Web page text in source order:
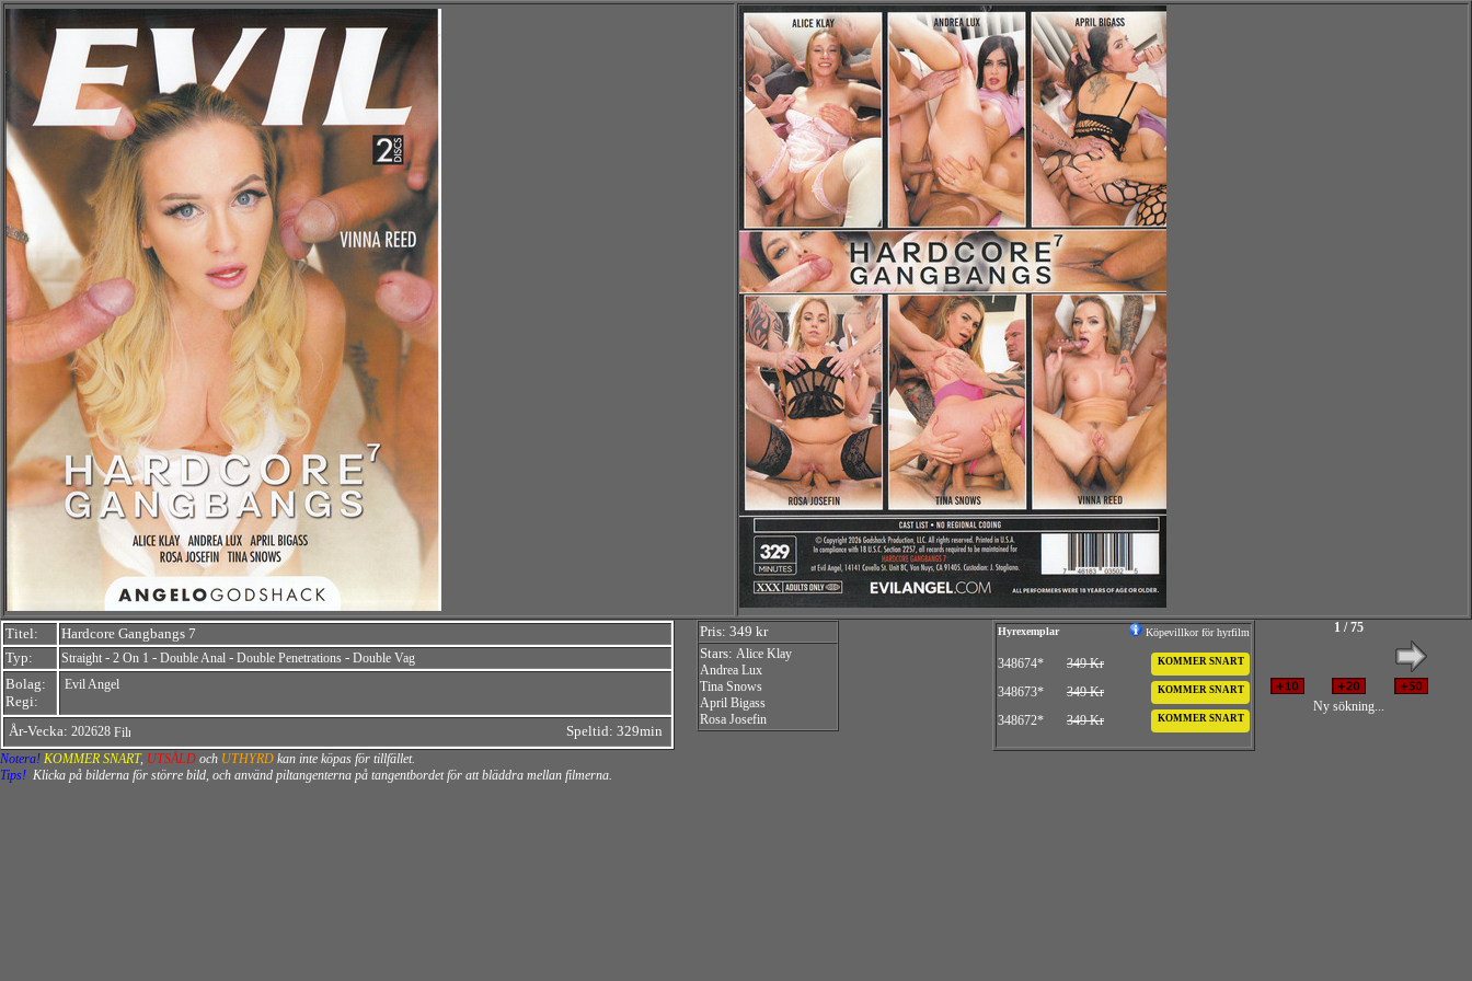
Titel:
Hardcore Gangbangs 7
Typ:
Straight - 2 On 1 - Double Anal - Double Penetrations - Double Vag
Bolag:
Regi:
Evil Angel
År-Vecka: 202628 Speltid: 329min
Pris: 349 kr
Stars: Alice Klay
Andrea Lux
Tina Snows
April Bigass
Rosa Josefin
Hyrexemplar Köpevillkor för hyrfilm
348674* 349 Kr KOMMER SNART
348673* 349 Kr KOMMER SNART
348672* 349 Kr KOMMER SNART
1 / 75
Ny sökning...
Notera! KOMMER SNART, UTSÅLD och UTHYRD kan inte köpas för tillfället.
Tips! Klicka på bilderna för större bild, och använd piltangenterna på tangentbordet för att bläddra mellan filmerna.